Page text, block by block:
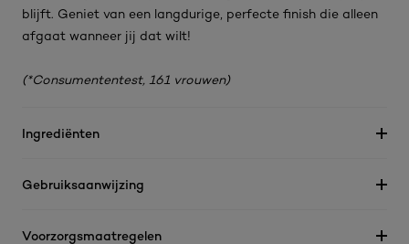
blijft. Geniet van een langdurige, perfecte finish die alleen
afgaat wanneer jij dat wilt!
(*Consumententest, 161 vrouwen)
Ingrediënten
Gebruiksaanwijzing
Voorzorgsmaatregelen